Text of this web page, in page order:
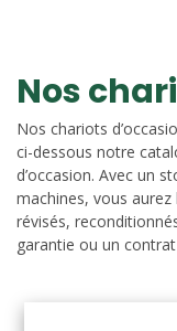
Nos
Nos chariots
ci-dessous notre
d’occasion. Avec un
machines, vous
révisés,
garantie ou un contrat